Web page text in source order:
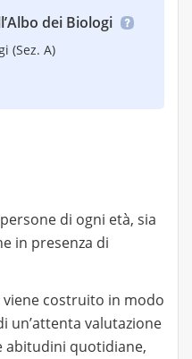
dei Biologi
(Sez. A)
di ogni età, sia
in presenza di
costruito in modo
un’attenta valutazione
abitudini quotidiane,